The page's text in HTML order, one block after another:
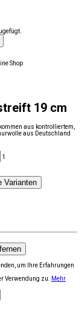
Shop
19 cm
aus kontrolliertem,
aus Deutschland
1
Varianten
um Ihre Erfahrungen
Verwendung zu.
Mehr